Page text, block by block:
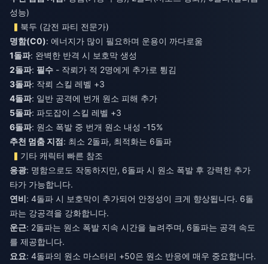
성능)
북두 (감전 파티 전문가)
명함(C0): 에너지가 많이 필요하며 운용이 까다로움
1돌파: 완벽한 반격 시 보호막 생성
2돌파: 필수 - 작뢰가 적 2명에게 추가로 튕김
3돌파: 작뢰 스킬 레벨 +3
4돌파: 일반 공격에 번개 원소 피해 추가
5돌파: 파도잡이 스킬 레벨 +3
6돌파: 원소 폭발 중 번개 원소 내성 -15%
추천 멈춤 지점: 최소 2돌파, 최적화는 6돌파
기타 캐릭터 빠른 참조
응광: 명함으로도 작동하지만, 6돌파 시 원소 폭발 후 강력한 추가
타가 가능합니다.
연비: 4돌파 시 보호막이 추가되어 안정성이 크게 향상됩니다. 6돌
파는 강공격을 강화합니다.
운근: 2돌파는 원소 폭발 지속 시간을 늘려주며, 6돌파는 공격 속도
를 제공합니다.
요요: 4돌파의 원소 마스터리 +50은 원소 반응에 매우 중요합니다.